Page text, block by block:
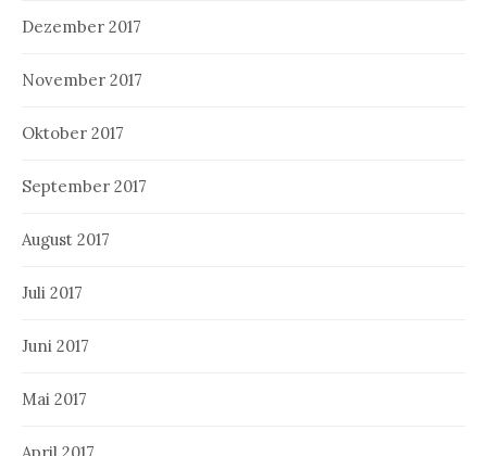
Dezember 2017
November 2017
Oktober 2017
September 2017
August 2017
Juli 2017
Juni 2017
Mai 2017